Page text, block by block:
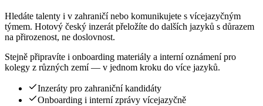
Hledáte talenty i v zahraničí nebo komunikujete s vícejazyčným
týmem. Hotový český inzerát přeložíte do dalších jazyků s důrazem
na přirozenost, ne doslovnost.
Stejně připravíte i onboarding materiály a interní oznámení pro
kolegy z různých zemí — v jednom kroku do více jazyků.
Inzeráty pro zahraniční kandidáty
Onboarding i interní zprávy vícejazyčně